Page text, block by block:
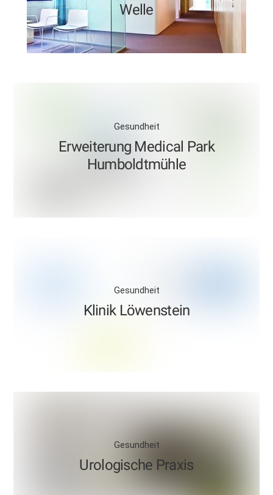
Welle
Gesundheit
Erweiterung Medical Park
Humboldtmühle
Gesundheit
Klinik Löwenstein
Gesundheit
Urologische Praxis